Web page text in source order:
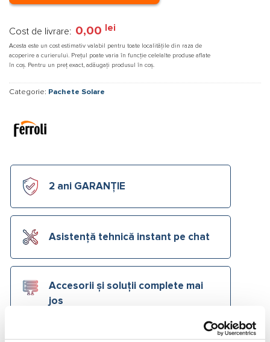
Cost de livrare: 0,00 lei
Acesta este un cost estimativ valabil pentru toate localitățile din raza de
acoperire a curierului. Prețul poate varia în funcție celelalte produse aflate
în coș. Pentru un preț exact, adăugați produsul în coș.
Categorie: Pachete Solare
2 ani GARANȚIE
Asistență tehnică instant pe chat
Accesorii și soluții complete mai
jos